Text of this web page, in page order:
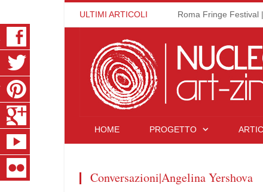
ULTIMI ARTICOLI Roma Fringe Festival
HOME PROGETTO
Conversazioni|Angelina Yershova